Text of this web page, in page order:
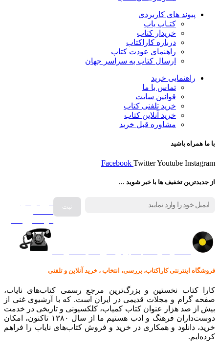
پیوند های کاربردی
کتـاب یاب
خریدار کتاب
درباره کاراکتاب
راهنمای عودت کتاب
ارسال کتاب به سراسر جهان
راهنمایی خرید
تماس با ما
قوانین سایت
خرید تلفنی کتاب
خرید آنلاین کتاب
مشاوره قبل خرید
با ما همراه باشید
Facebook TwitterYoutube Instagram
از جدیدترین تخفیف ها با خبر شوید …
فروش انواع
فروشگاه اینترنتی کاراکتاب، بررسی، انتخاب ، خرید آنلاین و تلفنی
کارا کتاب نخستین و بزرگ‌ترین مرجع رسمی کتاب‌های نایاب،
صفحه گرام و مجلات قدیمی در ایران است. که با آرشیوی غنی از
بیش از صد هزار عنوان کتاب کمیاب، کلکسیونی و تاریخی در خدمت
دوست‌داران فرهنگ و ادب هستیم ما از سال ۱۳۸۰ تاکنون، امکان
خرید، دانلود و همکاری در خرید و فروش کتاب‌های نایاب را فراهم
کرده‌ایم.